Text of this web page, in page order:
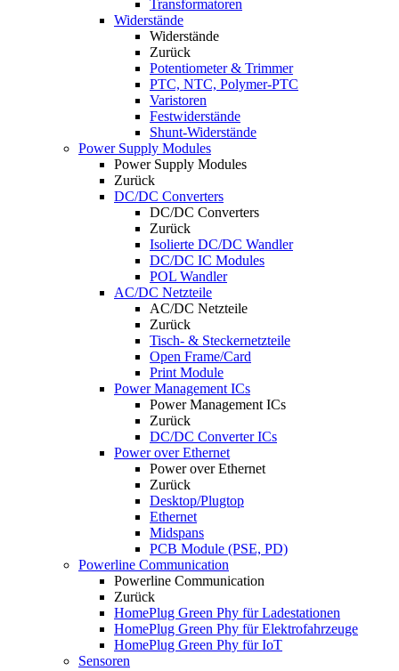
Transformatoren
Widerstände
Widerstände
Zurück
Potentiometer & Trimmer
PTC, NTC, Polymer-PTC
Varistoren
Festwiderstände
Shunt-Widerstände
Power Supply Modules
Power Supply Modules
Zurück
DC/DC Converters
DC/DC Converters
Zurück
Isolierte DC/DC Wandler
DC/DC IC Modules
POL Wandler
AC/DC Netzteile
AC/DC Netzteile
Zurück
Tisch- & Steckernetzteile
Open Frame/Card
Print Module
Power Management ICs
Power Management ICs
Zurück
DC/DC Converter ICs
Power over Ethernet
Power over Ethernet
Zurück
Desktop/Plugtop
Ethernet
Midspans
PCB Module (PSE, PD)
Powerline Communication
Powerline Communication
Zurück
HomePlug Green Phy für Ladestationen
HomePlug Green Phy für Elektrofahrzeuge
HomePlug Green Phy für IoT
Sensoren